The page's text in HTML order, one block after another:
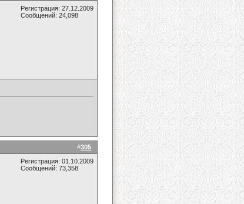
Регистрация: 27.12.2009
Сообщений: 24,098
#305
Регистрация: 01.10.2009
Сообщений: 73,358